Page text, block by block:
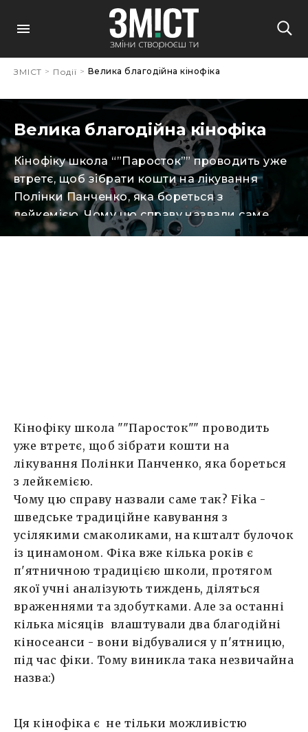
ЗМІСТ > Події > Велика благодійна кінофіка
Велика благодійна кінофіка
Кінофіку школа “”Паросток”” проводить уже
втретє, щоб зібрати кошти на лікування
Полінки Панченко, яка бореться з
лейкемією. Чому цю справу назвали саме
так? Fika – шведське традиційне кавування з
Кінофіку школа ""Паросток"" проводить
уже втретє, щоб зібрати кошти на
лікування Полінки Панченко, яка бореться
з лейкемією.
Чому цю справу назвали саме так? Fika -
шведське традиційне кавування з
усілякими смаколиками, на кшталт булочок
із цинамоном. Фіка вже кілька років є
п'ятничною традицією школи, протягом
якої учні аналізують тиждень, діляться
враженнями та здобутками. Але за останні
кілька місяців влаштували два благодійні
кіносеанси - вони відбувалися у п'ятницю,
під час фіки. Тому виникла така незвичайна
назва:)
Ця кінофіка є не тільки можливістю